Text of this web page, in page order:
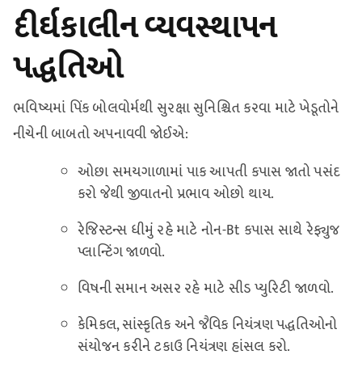
દીર્ઘકાલીન વ્યવસ્થાપન
પદ્ધતિઓ
ભવિષ્યમાં પિંક બોલવોર્મથી સુરક્ષા સુનિશ્ચિત કરવા માટે ખેડૂતોને
નીચેની બાબતો અપનાવવી જોઈએ:
ઓછા સમયગાળામાં પાક આપતી કપાસ જાતો પસંદ
કરો જેથી જીવાતનો પ્રભાવ ઓછો થાય.
રેજિસ્ટન્સ ધીમું રહે માટે નોન-Bt કપાસ સાથે રેફ્યુજ
પ્લાન્ટિંગ જાળવો.
વિષની સમાન અસર રહે માટે સીડ પ્યુરિટી જાળવો.
કેમિકલ, સાંસ્કૃતિક અને જૈવિક નિયંત્રણ પદ્ધતિઓનો
સંયોજન કરીને ટકાઉ નિયંત્રણ હાંસલ કરો.